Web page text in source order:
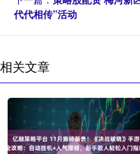
代代相传”活动
相关文章